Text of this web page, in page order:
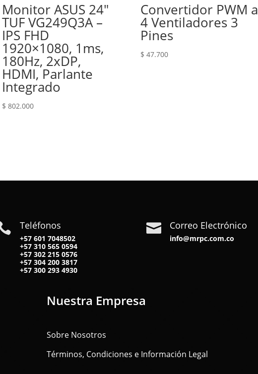
Monitor ASUS 24″
TUF VG249Q3A –
IPS FHD
1920×1080, 1ms,
180Hz, 2xDP,
HDMI, Parlante
Integrado
$ 802.000
Convertidor PWM a
4 Ventiladores 3
Pines
$ 47.700
Teléfonos
+57 601 7048502
+57 310 565 0594
+57 302 215 0576
+57 304 200 3817
+57 300 293 4930
 Correo Electrónico
info@mrpc.com.co
Nuestra Empresa
Sobre Nosotros
Términos, Condiciones e Información Legal